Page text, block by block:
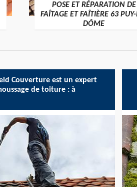
POSE ET RÉPARATION DE
FAÎTAGE ET FAÎTIÈRE 63
DÔME
Couverture est un expert
de toiture : à